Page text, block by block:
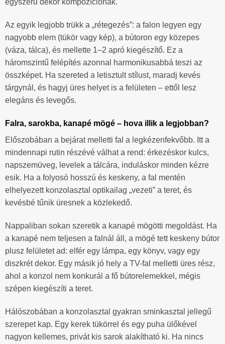
egyszerű dekor kompozíciónak.
Az egyik legjobb trükk a „rétegezés”: a falon legyen egy
nagyobb elem (tükör vagy kép), a bútoron egy közepes
(váza, tálca), és mellette 1–2 apró kiegészítő. Ez a
háromszintű felépítés azonnal harmonikusabbá teszi az
összképet. Ha szereted a letisztult stílust, maradj kevés
tárgynál, és hagyj üres helyet is a felületen – ettől lesz
elegáns és levegős.
Falra, sarokba, kanapé mögé – hova illik a legjobban?
Előszobában a bejárat melletti fal a legkézenfekvőbb. Itt a
mindennapi rutin részévé válhat a rend: érkezéskor kulcs,
napszemüveg, levelek a tálcára, induláskor minden kézre
esik. Ha a folyosó hosszú és keskeny, a fal mentén
elhelyezett konzolasztal optikailag „vezeti” a teret, és
kevésbé tűnik üresnek a közlekedő.
Nappaliban sokan szeretik a kanapé mögötti megoldást. Ha
a kanapé nem teljesen a falnál áll, a mögé tett keskeny bútor
plusz felületet ad: elfér egy lámpa, egy könyv, vagy egy
diszkrét dekor. Egy másik jó hely a TV-fal melletti üres rész,
ahol a konzol nem konkurál a fő bútorelemekkel, mégis
szépen kiegészíti a teret.
Hálószobában a konzolasztal gyakran sminkasztal jellegű
szerepet kap. Egy kerek tükörrel és egy puha ülőkével
nagyon kellemes, privát kis sarok alakítható ki. Ha nincs